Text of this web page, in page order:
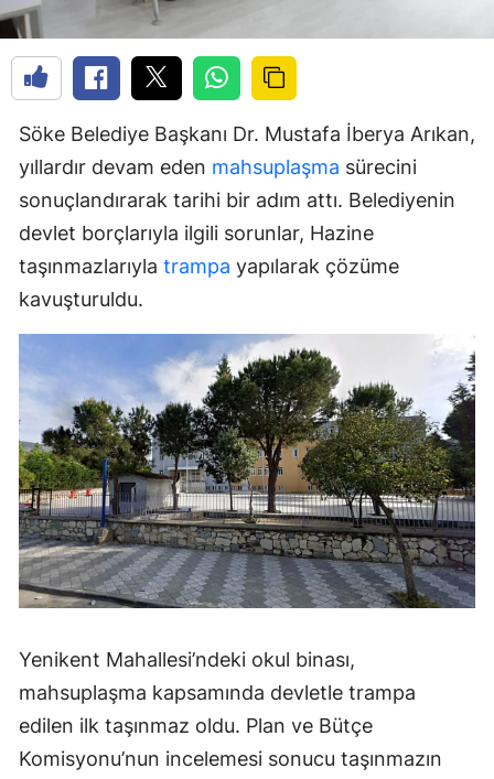
Söke Belediye Başkanı Dr. Mustafa İberya Arıkan,
yıllardır devam eden mahsuplaşma sürecini
sonuçlandırarak tarihi bir adım attı. Belediyenin
devlet borçlarıyla ilgili sorunlar, Hazine
taşınmazlarıyla trampa yapılarak çözüme
kavuşturuldu.
Yenikent Mahallesi’ndeki okul binası,
mahsuplaşma kapsamında devletle trampa
edilen ilk taşınmaz oldu. Plan ve Bütçe
Komisyonu’nun incelemesi sonucu taşınmazın